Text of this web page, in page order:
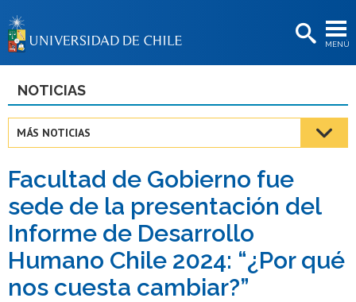
MENÚ
BIBLIOTECAS
Estudiantes
Académicas/os
Funcionarias/os
Egresadas/os
NOTICIAS
MÁS NOTICIAS
Facultad de Gobierno fue
sede de la presentación del
Informe de Desarrollo
Humano Chile 2024: “¿Por qué
nos cuesta cambiar?”